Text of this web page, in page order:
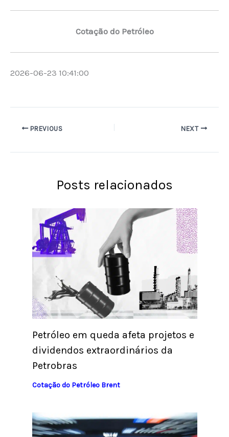
Cotação do Petróleo
2026-06-23 10:41:00
PREVIOUS NEXT
Posts relacionados
Petróleo em queda afeta projetos e
dividendos extraordinários da
Petrobras
Cotação do Petróleo Brent